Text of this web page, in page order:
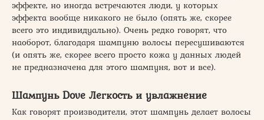
эффекте, но иногда встречаются люди, у которых
эффекта вообще никакого не было (опять же, скорее
всего это индивидуально). Очень редко говорят, что
наоборот, благодаря шампуню волосы пересушиваются
(и опять же, скорее всего просто кожа у данных людей
не предназначена для этого шампуня, вот и все).
Шампунь Dove Легкость и увлажнение
Как говорят производители, этот шампунь делает волосы